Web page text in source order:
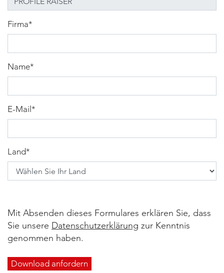
Firma*
Name*
E-Mail *
Land*
Mit Absenden dieses Formulares erklären Sie, dass
Sie unsere Datenschutzerklärung
genommen haben.